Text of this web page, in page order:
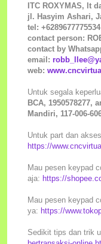
ITC ROXYMAS, lt
jl. Hasyim Ashari,
tel: +6289677775534
contact person:
contact by
email:
web:
Untuk segala
BCA, 1950578277,
Mandiri, 117-006-
Untuk part dan
https://
Mau pesen keypad
aja: https://
Mau pesen keypad
ya: https://
Sedikit tips dan trik